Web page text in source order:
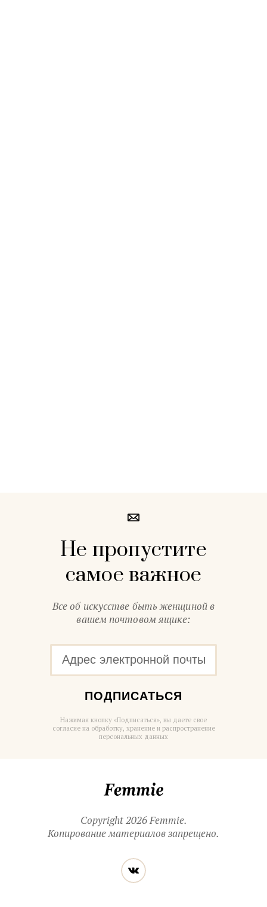
Не пропустите
самое важное
Все об искусстве быть женщиной в
вашем почтовом ящике:
ПОДПИСАТЬСЯ
Нажимая кнопку «Подписаться», вы даете свое
согласие на обработку, хранение и распространение
персональных данных
Copyright 2026 Femmie.
Копирование материалов запрещено.
Читайте
нас
в социальных